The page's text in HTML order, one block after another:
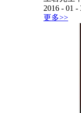
2016 - 01 -
更多>>